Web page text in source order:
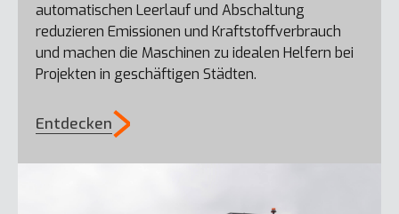
automatischen Leerlauf und Abschaltung
reduzieren Emissionen und Kraftstoffverbrauch
und machen die Maschinen zu idealen Helfern bei
Projekten in geschäftigen Städten.
Entdecken